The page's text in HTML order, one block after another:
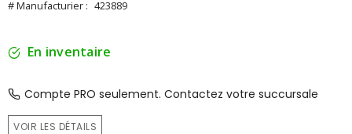
# Manufacturier : 423889
En inventaire
Compte PRO seulement. Contactez votre succursale
VOIR LES DÉTAILS